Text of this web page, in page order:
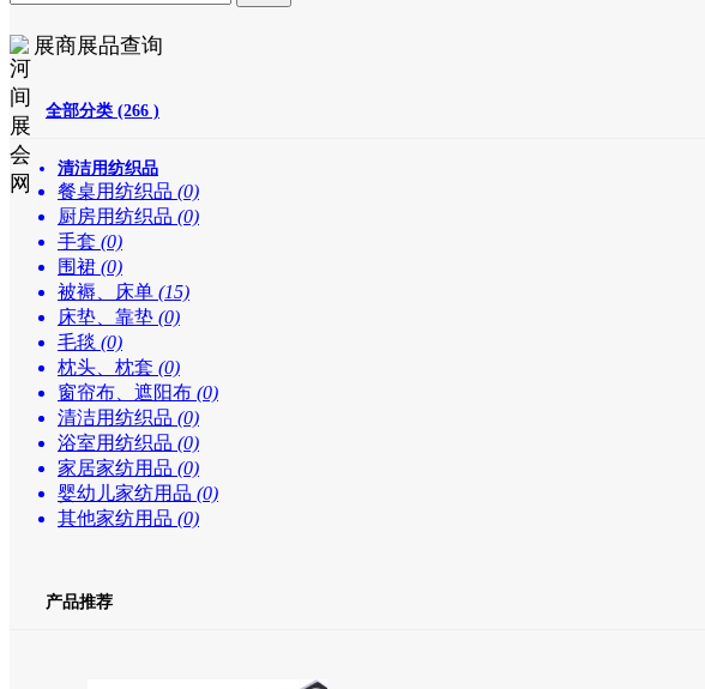
展商展品查询
全部分类 (266 )
清洁用纺织品
餐桌用纺织品 (0)
厨房用纺织品 (0)
手套 (0)
围裙 (0)
被褥、床单 (15)
床垫、靠垫 (0)
毛毯 (0)
枕头、枕套 (0)
窗帘布、遮阳布 (0)
清洁用纺织品 (0)
浴室用纺织品 (0)
家居家纺用品 (0)
婴幼儿家纺用品 (0)
其他家纺用品 (0)
产品推荐